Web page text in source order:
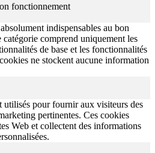
fonctionnement
indispensables au bon
catégorie comprend uniquement les
de base et les fonctionnalités
ne stockent aucune information
utilisés pour fournir aux visiteurs des
pertinentes. Ces cookies
Web et collectent des informations